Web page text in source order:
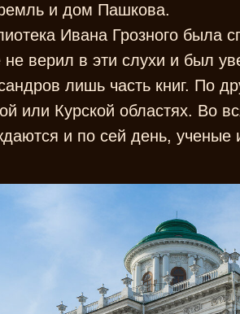
и дом Пашкова.
Ивана Грозного была
верил в эти слухи и был
лишь часть книг. По
или Курской областях. Во
и по сей день,